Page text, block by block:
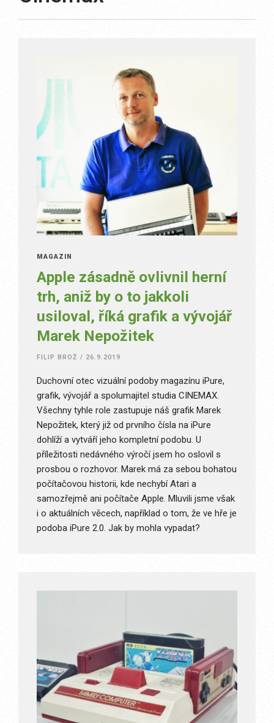
MAGAZÍN
Apple zásadně ovlivnil herní
trh, aniž by o to jakkoli
usiloval, říká grafik a vývojář
Marek Nepožitek
FILIP BROŽ / 26.9.2019
Duchovní otec vizuální podoby magazínu iPure,
grafik, vývojář a spolumajitel studia CINEMAX.
Všechny tyhle role zastupuje náš grafik Marek
Nepožitek, který již od prvního čísla na iPure
dohlíží a vytváří jeho kompletní podobu. U
příležitosti nedávného výročí jsem ho oslovil s
prosbou o rozhovor. Marek má za sebou bohatou
počítačovou historii, kde nechybí Atari a
samozřejmě ani počítače Apple. Mluvili jsme však
i o aktuálních věcech, například o tom, že ve hře je
podoba iPure 2.0. Jak by mohla vypadat?